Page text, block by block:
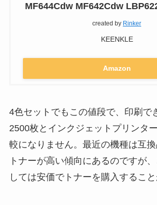
MF644Cdw MF642Cdw
created by Rinker
KEENKLE
Amazon
4色セットでもこの値段で、印刷で
2500枚とインクジェットプリンタ
較になりません。最近の機種は互
トナーが高い傾向にあるのですが
しては安価でトナーを購入すること